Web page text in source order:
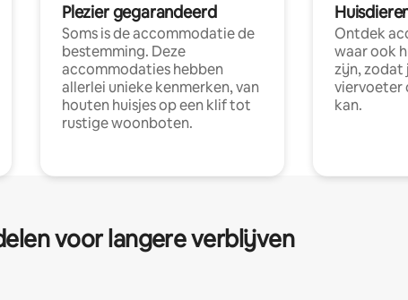
Plezier gegarandeerd
Soms is de accommodatie de
bestemming. Deze
accommodaties hebben
allerlei unieke kenmerken, van
houten huisjes op een klif tot
rustige woonboten.
Ontdek
waar ook
zijn, zodat
viervoeter
kan.
voor langere verblijven